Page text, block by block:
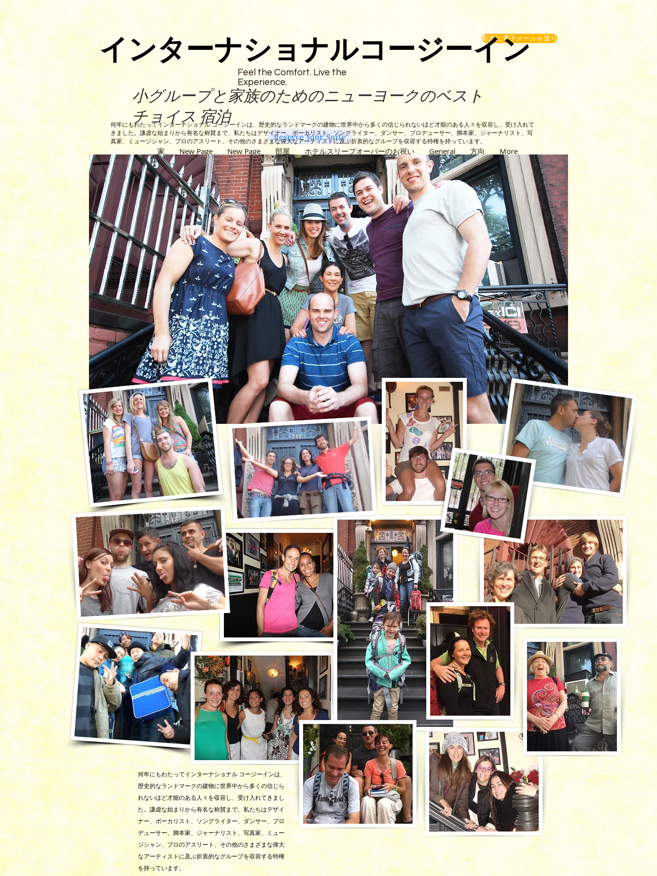
私達に電子メールを送り
Feel the Comfort. Live the
Experience.
インターナショナルコージーイン
小グループと家族のためのニューヨークのベスト
チョイス 宿泊
家 New Page New Page 部屋 ホテルスリープオーバーのお祝い General 方向 More
Reserve Your Suite
何年にもわたってインターナショナル コージーインは、歴史的なランドマークの建物に世界中から多くの信じられないほど才能のある人々を収容し、受け入れて
きました。謙虚な始まりから有名な称賛まで、私たちはデザイナー、ボーカリスト、ソングライター、ダンサー、プロデューサー、脚本家、ジャーナリスト、写
真家、ミュージシャン、プロのアスリート、その他のさまざまな偉大なアーティストに及ぶ折衷的なグループを収容する特権を持っています。
何年にもわたってインターナショナル コージーインは、
歴史的なランドマークの建物に世界中から多くの信じら
れないほど才能のある人々を収容し、受け入れてきまし
た。謙虚な始まりから有名な称賛まで、私たちはデザイ
ナー、ボーカリスト、ソングライター、ダンサー、プロ
デューサー、脚本家、ジャーナリスト、写真家、ミュー
ジシャン、プロのアスリート、その他のさまざまな偉大
なアーティストに及ぶ折衷的なグループを収容する特権
を持っています。